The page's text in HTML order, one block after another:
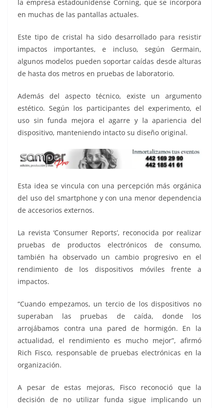
la empresa estadounidense Corning, que se incorpora
en muchas de las pantallas actuales.
Este tipo de cristal ha sido desarrollado para resistir
impactos importantes, e incluso, según Germain,
algunos modelos pueden soportar caídas desde alturas
de hasta dos metros en pruebas de laboratorio.
Además del aspecto técnico, existe un argumento
estético. Según los participantes del experimento, el
uso sin funda mejora el agarre y la apariencia del
dispositivo, manteniendo intacto su diseño original.
Esta idea se vincula con una percepción más orgánica
del uso del smartphone y con una menor dependencia
de accesorios externos.
La revista ‘Consumer Reports’, reconocida por realizar
pruebas de productos electrónicos de consumo,
también ha observado un cambio progresivo en el
rendimiento de los dispositivos móviles frente a
impactos.
“Cuando empezamos, un tercio de los dispositivos no
superaban las pruebas de caída, donde los
arrojábamos contra una pared de hormigón. En la
actualidad, el rendimiento es mucho mejor”, afirmó
Rich Fisco, responsable de pruebas electrónicas en la
organización.
A pesar de estas mejoras, Fisco reconoció que la
decisión de no utilizar funda sigue implicando un